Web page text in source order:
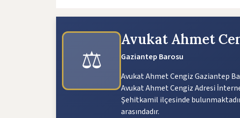
⚖️
Avukat Ahmet
Gaziantep Barosu
Avukat Ahmet Cengiz Gaziantep
Avukat Ahmet Cengiz Adresi
Şehitkamil ilçesinde
arasındadır.